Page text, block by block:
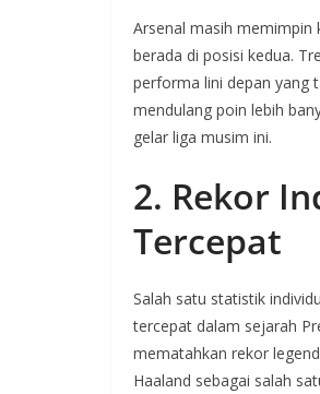
Arsenal masih memimpin
berada di posisi kedua.
performa lini depan yang
mendulang poin lebih
gelar liga musim ini.
2. Rekor
Tercepat
Salah satu statistik
tercepat dalam sejarah
mematahkan rekor
Haaland sebagai salah